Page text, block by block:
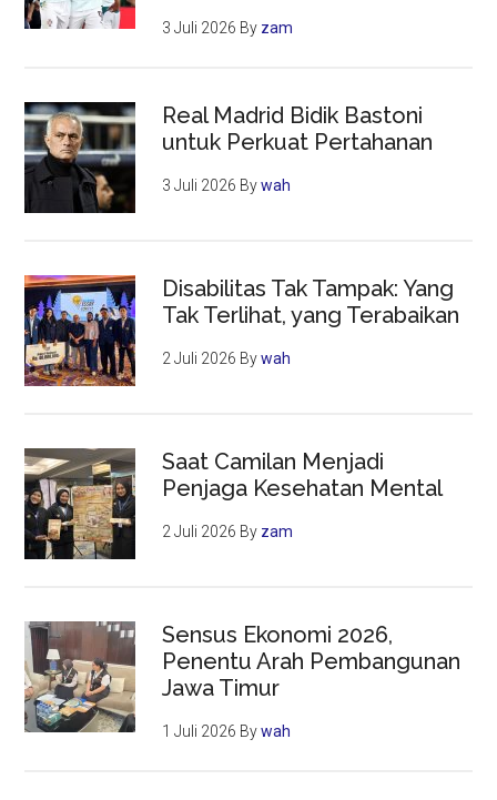
3 Juli 2026 By zam
Real Madrid Bidik Bastoni
untuk Perkuat Pertahanan
3 Juli 2026 Bywah
Disabilitas Tak Tampak: Yang
Tak Terlihat, yang Terabaikan
2 Juli 2026 Bywah
Saat Camilan Menjadi
Penjaga Kesehatan Mental
2 Juli 2026 By zam
Sensus Ekonomi 2026,
Penentu Arah Pembangunan
Jawa Timur
1 Juli 2026 Bywah